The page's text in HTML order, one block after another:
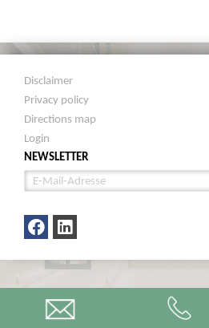
Disclaimer
Privacy policy
Directions map
Login
NEWSLETTER